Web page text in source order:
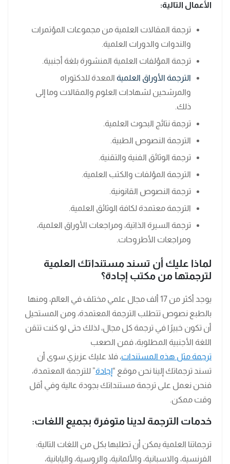
الأعمال التالية:
ترجمة المقالات العلمية من مجموعات المؤتمرات
والندوات والدورات العلمية.
ترجمة المؤلفات العلمية المنشورة بلغة أجنبية.
الترجمة الأوراق العلمية المعدة للدكتوراه
والمرشحين لشهادات العلوم والمقالات وما إلى
ذلك.
ترجمة نتائج البحوث العلمية.
الترجمة النصوص الطبية.
ترجمة الوثائق الفنية والتقنية.
الترجمة المؤلفات والكتب العلمية.
ترجمة النصوص القانونية.
الترجمة معتمدة لكافة الوثائق العلمية.
ترجمة السيرة الذاتية، ومراجعات الأوراق العلمية،
ومراجعات الأطروحات.
لماذا عليك أن تسند مستنداتك العلمية
لترجمتها من مكتب إجادة؟
يوجد أكثر من 17 ألف مجال علمي مختلف في العالم، ومنها
بالطبع نصوص تتطلب الترجمة المعتمدة، ومن المستحيل
أن تكون خبيرًا في ترجمة كل مجال، لذلك حتى لو كنت تتقن
اللغة الأجنبية المطلوبة، فمن الصعب
ترجمة مثل هذه المستندات، فلا عليك عزيزي سوى أن
تسند ترجماتك إلينا نحن موقع “إجادة” للترجمة المعتمدة،
فنحن نعمل على ترجمة مستنداتك بجودة عالية وفي أقل
وقت ممكن.
خدمات الترجمة لدينا متوفرة بجميع اللغات:
ترجماتنا العلمية يمكن أن تطلبها بكل من اللغات التالية:
الفرنسية، والاسبانية، والألمانية، والروسية، واليابانية،